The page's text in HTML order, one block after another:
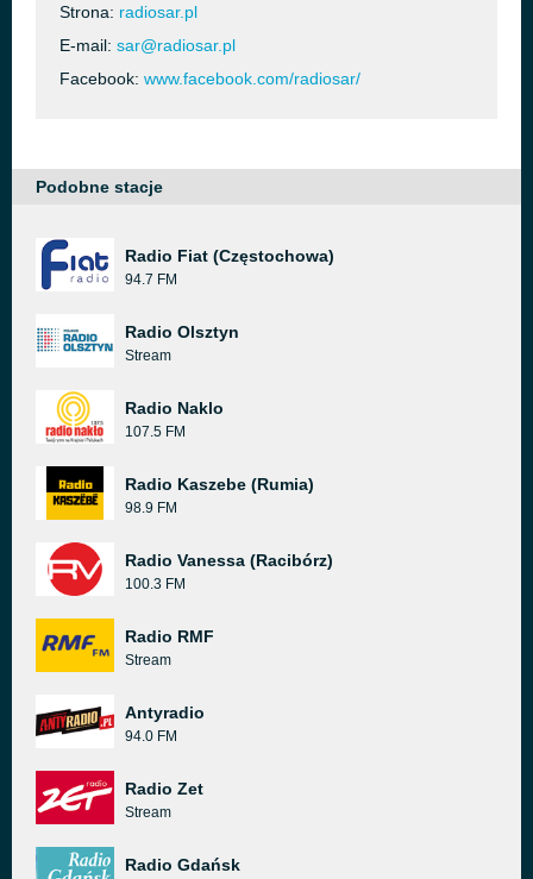
Strona: radiosar.pl
E-mail: sar@radiosar.pl
Facebook: www.facebook.com/radiosar/
Podobne stacje
Radio Fiat (Częstochowa)
94.7 FM
Radio Olsztyn
Stream
Radio Naklo
107.5 FM
Radio Kaszebe (Rumia)
98.9 FM
Radio Vanessa (Racibórz)
100.3 FM
Radio RMF
Stream
Antyradio
94.0 FM
Radio Zet
Stream
Radio Gdańsk